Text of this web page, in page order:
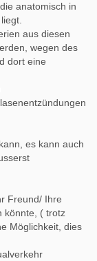
anatomisch in
aus diesen
wegen des
dort eine
es kann auch
Freund/ Ihre
könnte, ( trotz
Möglichkeit, dies